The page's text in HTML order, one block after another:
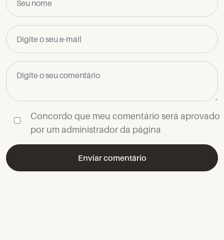
Concordo que meu comentário será aprovado
por um administrador da página